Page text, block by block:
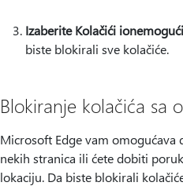
Izaberite Kolačići i
biste blokirali sve kolačiće.
Blokiranje kolačića sa
Microsoft Edge vam omogućava
nekih stranica ili ćete dobiti
lokaciju. Da biste blokirali